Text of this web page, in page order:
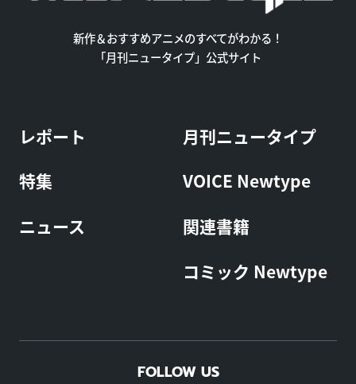
新作＆おすすめアニメのすべてがわかる！
「月刊ニュータイプ」公式サイト
レポート
特集
ニュース
月刊ニュータイプ
VOICE Newtype
関連書籍
コミック Newtype
FOLLOW US